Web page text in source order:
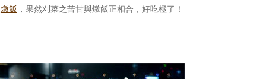
燉飯 ，果然刈菜之苦甘與燉飯正相合，好吃極了！